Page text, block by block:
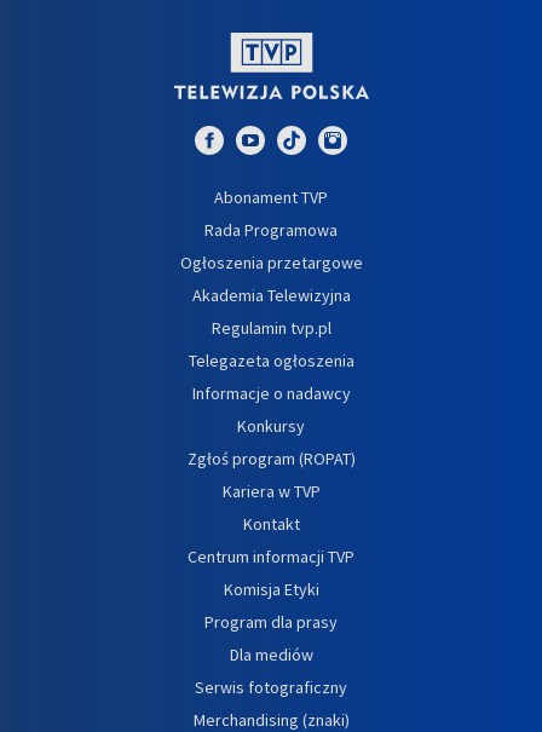
Abonament TVP
Rada Programowa
Ogłoszenia przetargowe
Akademia Telewizyjna
Regulamin tvp.pl
Telegazeta ogłoszenia
Informacje o nadawcy
Konkursy
Zgłoś program (ROPAT)
Kariera w TVP
Kontakt
Centrum informacji TVP
Komisja Etyki
Program dla prasy
Dla mediów
Serwis fotograficzny
Merchandising (znaki)